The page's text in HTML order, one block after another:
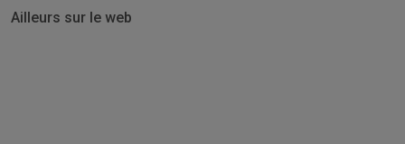
Ailleurs sur le web